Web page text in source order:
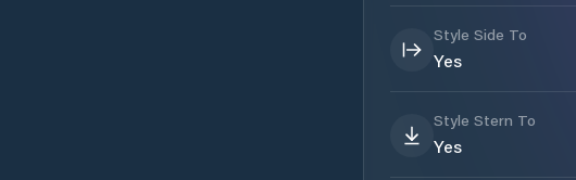
Style Side To
Yes
Style Stern To
Yes